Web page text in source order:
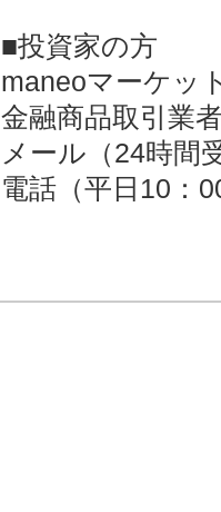
■投資家の方
maneoマーケッ
金融商品取引業
メール（24時間
電話（平日10：